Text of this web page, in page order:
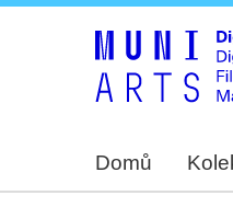
Domů